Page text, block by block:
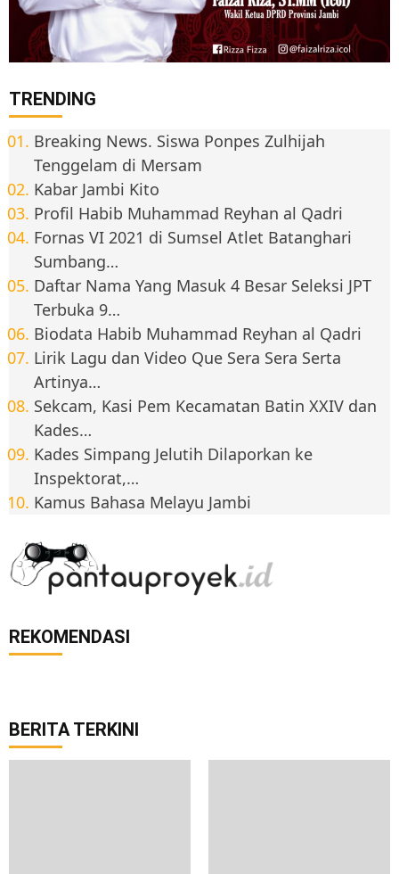
TRENDING
Breaking News. Siswa Ponpes Zulhijah
Tenggelam di Mersam
Kabar Jambi Kito
Profil Habib Muhammad Reyhan al Qadri
Fornas VI 2021 di Sumsel Atlet Batanghari
Sumbang…
Daftar Nama Yang Masuk 4 Besar Seleksi JPT
Terbuka 9…
Biodata Habib Muhammad Reyhan al Qadri
Lirik Lagu dan Video Que Sera Sera Serta
Artinya…
Sekcam, Kasi Pem Kecamatan Batin XXIV dan
Kades…
Kades Simpang Jelutih Dilaporkan ke
Inspektorat,…
Kamus Bahasa Melayu Jambi
REKOMENDASI
BERITA TERKINI